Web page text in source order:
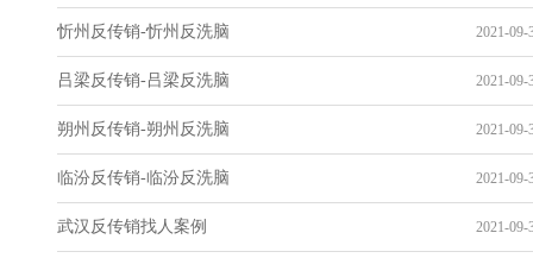
忻州反传销-忻州反洗脑 2021-09-
吕梁反传销-吕梁反洗脑 2021-09-
朔州反传销-朔州反洗脑 2021-09-
临汾反传销-临汾反洗脑 2021-09-
武汉反传销找人案例 2021-09-